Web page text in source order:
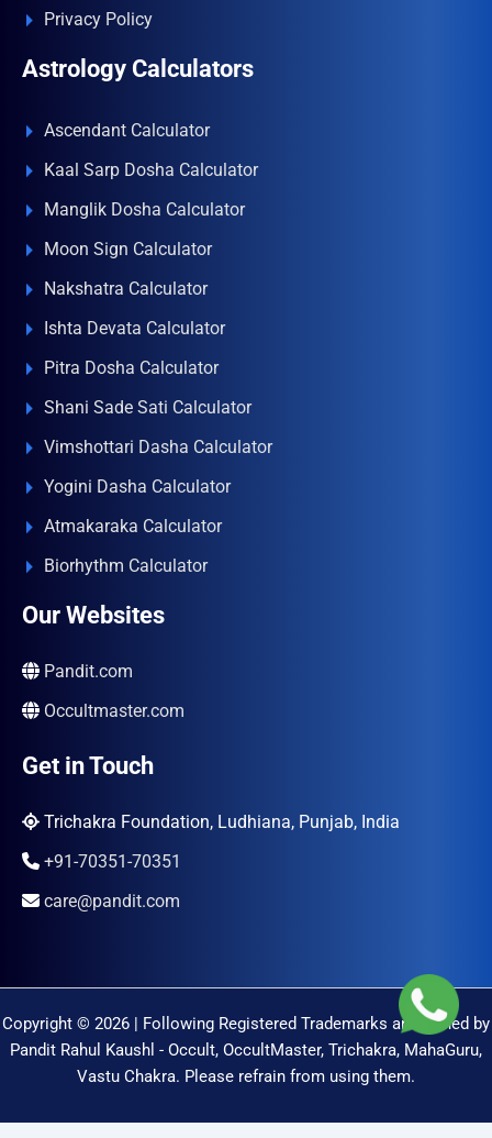
Privacy Policy
Astrology Calculators
Ascendant Calculator
Kaal Sarp Dosha Calculator
Manglik Dosha Calculator
Moon Sign Calculator
Nakshatra Calculator
Ishta Devata Calculator
Pitra Dosha Calculator
Shani Sade Sati Calculator
Vimshottari Dasha Calculator
Yogini Dasha Calculator
Atmakaraka Calculator
Biorhythm Calculator
Our Websites
Pandit.com
Occultmaster.com
Get in Touch
Trichakra Foundation, Ludhiana, Punjab, India
+91-70351-70351
care@pandit.com
Copyright © 2026 | Following Registered Trademarks are Owned by
Pandit Rahul Kaushl - Occult, OccultMaster, Trichakra, MahaGuru,
Vastu Chakra. Please refrain from using them.